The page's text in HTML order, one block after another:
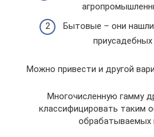
Бытовые – они
приусадебных
Можно привести и другой
Многочисленную гамму
классифицировать таким
обрабатываемых